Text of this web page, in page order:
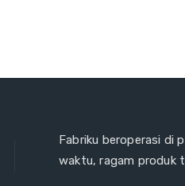
Fabriku beroperasi di
waktu, ragam produk